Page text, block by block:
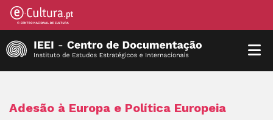
Adesão à Europa e Política Europeia